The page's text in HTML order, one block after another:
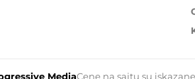
MediaCene na sajtu su